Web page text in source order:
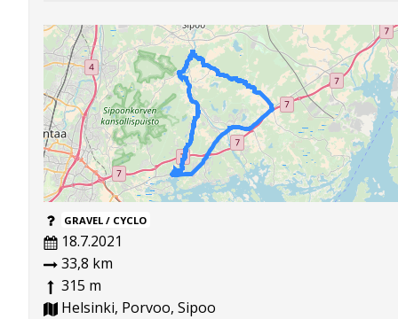
GRAVEL / CYCLO
18.7.2021
33,8 km
315 m
Helsinki, Porvoo, Sipoo